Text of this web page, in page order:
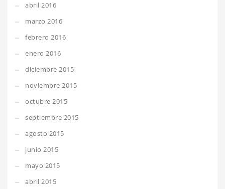
abril 2016
marzo 2016
febrero 2016
enero 2016
diciembre 2015
noviembre 2015
octubre 2015
septiembre 2015
agosto 2015
junio 2015
mayo 2015
abril 2015